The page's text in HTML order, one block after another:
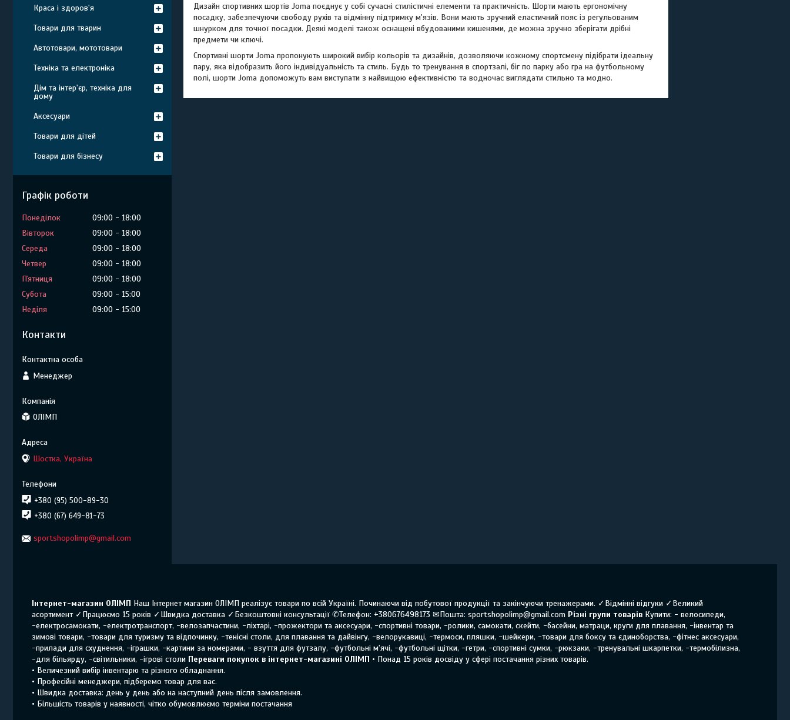
Дизайн спортивних шортів Joma поєднує у собі сучасні стилістичні елементи та практичність. Шорти мають ергономічну
посадку, забезпечуючи свободу рухів та відмінну підтримку м'язів. Вони мають зручний еластичний пояс із регульованим
шнурком для точної посадки. Деякі моделі також оснащені вбудованими кишенями, де можна зручно зберігати дрібні
предмети чи ключі.
Спортивні шорти Joma пропонують широкий вибір кольорів та дизайнів, дозволяючи кожному спортсмену підібрати ідеальну
пару, яка відобразить його індивідуальність та стиль. Будь то тренування в спортзалі, біг по парку або гра на футбольному
полі, шорти Joma допоможуть вам виступати з найвищою ефективністю та водночас виглядати стильно та модно.
Краса і здоров'я
Товари для тварин
Автотовари, мототовари
Техніка та електроніка
Дім та інтер'єр, техніка для
дому
Аксесуари
Товари для дітей
Товари для бізнесу
Графік роботи
Понеділок 09:00
18:00
Вівторок
09:00
18:00
Середа
09:00
18:00
Четвер
09:00
18:00
Пʼятниця
09:00
18:00
Субота
09:00
15:00
Неділя
09:00 15:00
Контакти
Менеджер
ОЛІМП
Шостка, Україна
+380 (95) 500-89-30
+380 (67) 649-81-73
sportshopolimp@gmail.com
Інтернет-магазин ОЛІМП Наш Інтернет магазин ОЛІМП реалізує товари по всій Україні. Починаючи від побутової продукції та закінчуючи тренажерами. ✓Відмінні відгуки ✓Великий
асортимент ✓Працюємо 15 років ✓Швидка доставка ✓Безкоштовні консультації ✆Телефон: +380676498173 ✉Пошта: sportshopolimp@gmail.com Різні групи товарів Купити: - велосипеди,
-електросамокати, -електротранспорт, -велозапчастини, -ліхтарі, -прожектори та аксесуари, -спортивні товари, -ролики, самокати, скейти, -басейни, матраци, круги для плавання, -інвентар та
зимові товари, -товари для туризму та відпочинку, -тенісні столи, для плавання та дайвінгу, -велорукавиці, -термоси, пляшки, -шейкери, -товари для боксу та єдиноборства, -фітнес аксесуари,
-прилади для схуднення, -іграшки, -картини за номерами, - взуття для футзалу, -футбольні м'ячі, -футбольні щітки, -гетри, -спортивні сумки, -рюкзаки, -тренувальні шкарпетки, -термобілизна,
-для більярду, -світильники, -ігрові столи Переваги покупок в інтернет-магазині ОЛІМП • Понад 15 років досвіду у сфері постачання різних товарів.
• Величезний вибір інвентарю та різного обладнання.
• Професійні менеджери, підберемо товар для вас.
• Швидка доставка: день у день або на наступний день після замовлення.
• Більшість товарів у наявності, чітко обумовлюємо терміни постачання